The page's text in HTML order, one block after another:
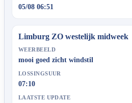
05/08 06:51
Limburg ZO westelijk midweek
WEERBEELD
mooi goed zicht windstil
LOSSINGSUUR
07:10
LAATSTE UPDATE